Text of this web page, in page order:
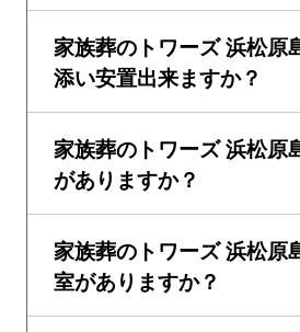
家族葬のトワーズ 浜松原
添い安置出来ますか？
家族葬のトワーズ 浜松原
がありますか？
家族葬のトワーズ 浜松原
室がありますか？